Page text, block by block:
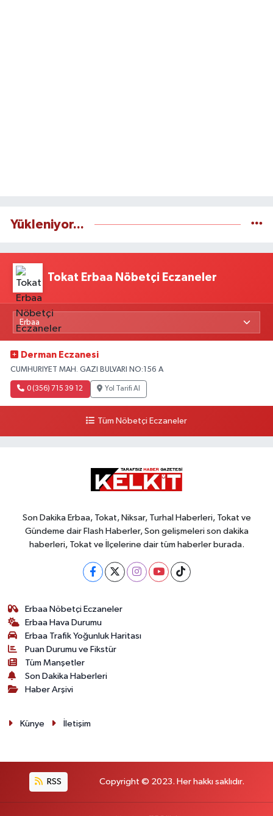
Yükleniyor...
Tokat Erbaa Nöbetçi Eczaneler
Derman Eczanesi
CUMHURIYET MAH. GAZI BULVARI NO:156 A
0 (356) 715 39 12 Yol Tarifi Al
Tüm Nöbetçi Eczaneler
Son Dakika Erbaa, Tokat, Niksar, Turhal Haberleri, Tokat ve
Gündeme dair Flash Haberler, Son gelişmeleri son dakika
haberleri, Tokat ve İlçelerine dair tüm haberler burada.
Erbaa Nöbetçi Eczaneler
Erbaa Hava Durumu
Erbaa Trafik Yoğunluk Haritası
Puan Durumu ve Fikstür
Tüm Manşetler
Son Dakika Haberleri
Haber Arşivi
Künye İletişim
RSS Copyright © 2023. Her hakkı saklıdır.